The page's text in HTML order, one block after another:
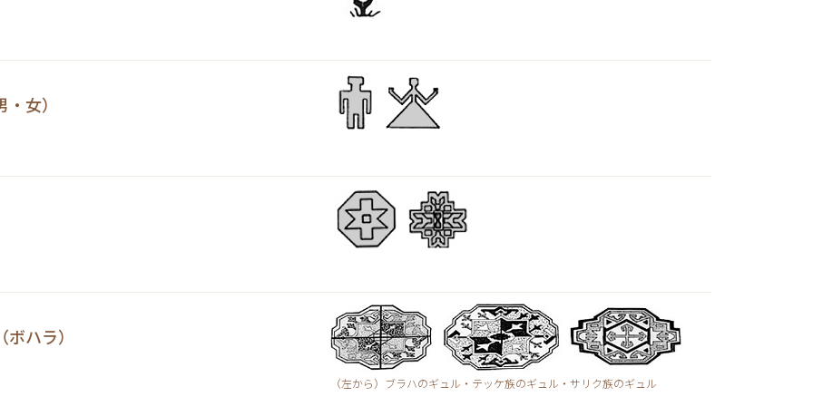
女）
ボハラ）
（左から）ブラハのギュル・テッケ族のギュル・サリク族のギュル